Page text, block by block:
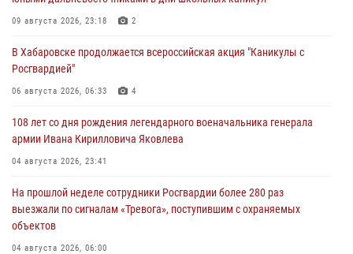
09 августа 2026, 23:18 2
В Хабаровске продолжается всероссийская акция "Каникулы с
Росгвардией"
06 августа 2026, 06:33 4
108 лет со дня рождения легендарного военачальника генерала
армии Ивана Кирилловича Яковлева
04 августа 2026, 23:41
На прошлой неделе сотрудники Росгвардии более 280 раз
выезжали по сигналам «Тревога», поступившим с охраняемых
объектов
04 августа 2026, 06:00